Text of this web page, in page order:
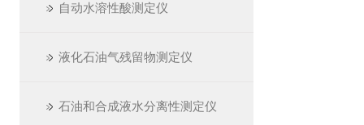
自动水溶性酸测定仪
液化石油气残留物测定仪
石油和合成液水分离性测定仪